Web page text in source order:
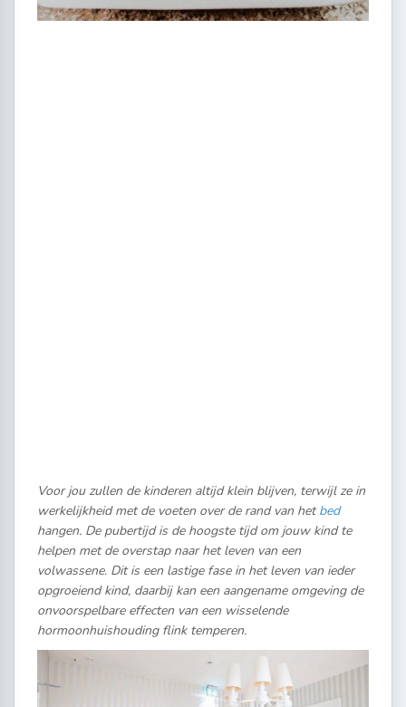
Voor jou zullen de kinderen altijd klein blijven, terwijl ze in
werkelijkheid met de voeten over de rand van hetbed
hangen. De pubertijd is de hoogste tijd om jouw kind te
helpen met de overstap naar het leven van een
volwassene. Dit is een lastige fase in het leven van ieder
opgroeiend kind, daarbij kan een aangename omgeving de
onvoorspelbare effecten van een wisselende
hormoonhuishouding flink temperen.